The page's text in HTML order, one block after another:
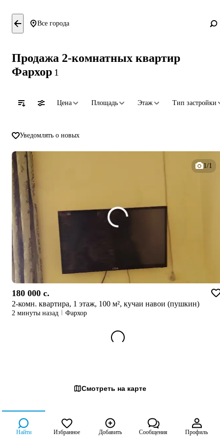
Все города
Продажа 2-комнатных квартир
Фархор 1
Цена Площадь Этаж Тип застройки
Уведомлять о новых
1/1
180 000 c.
2-комн. квартира, 1 этаж, 100 м², кучаи навои (пушкин)
2 минуты назад Фархор
Смотреть на карте
Найти Избранное Добавить Сообщения Профиль